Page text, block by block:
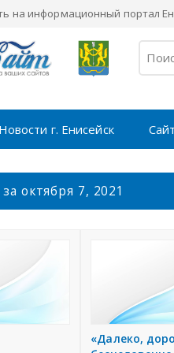
на информационный портал
Новости г. Енисейск
октября 7, 2021
«Далеко,